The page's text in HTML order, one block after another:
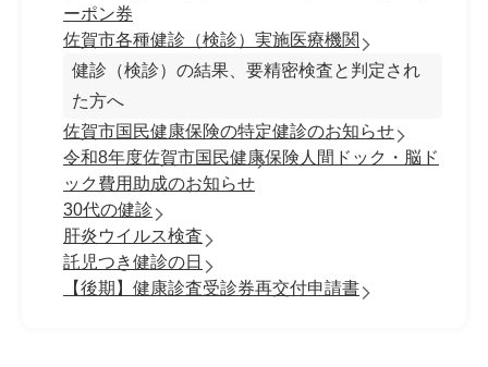
ーポン券
佐賀市各種健診（検診）実施医療機関
健診（検診）の結果、要精密検査と判定され
た方へ
佐賀市国民健康保険の特定健診のお知らせ
令和8年度佐賀市国民健康保険人間ドック・脳ド
ック費用助成のお知らせ
30代の健診
肝炎ウイルス検査
託児つき健診の日
【後期】健康診査受診券再交付申請書